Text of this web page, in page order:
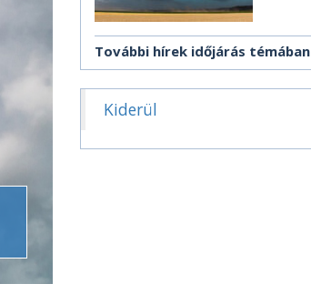
További hírek időjárás témában
Kiderül